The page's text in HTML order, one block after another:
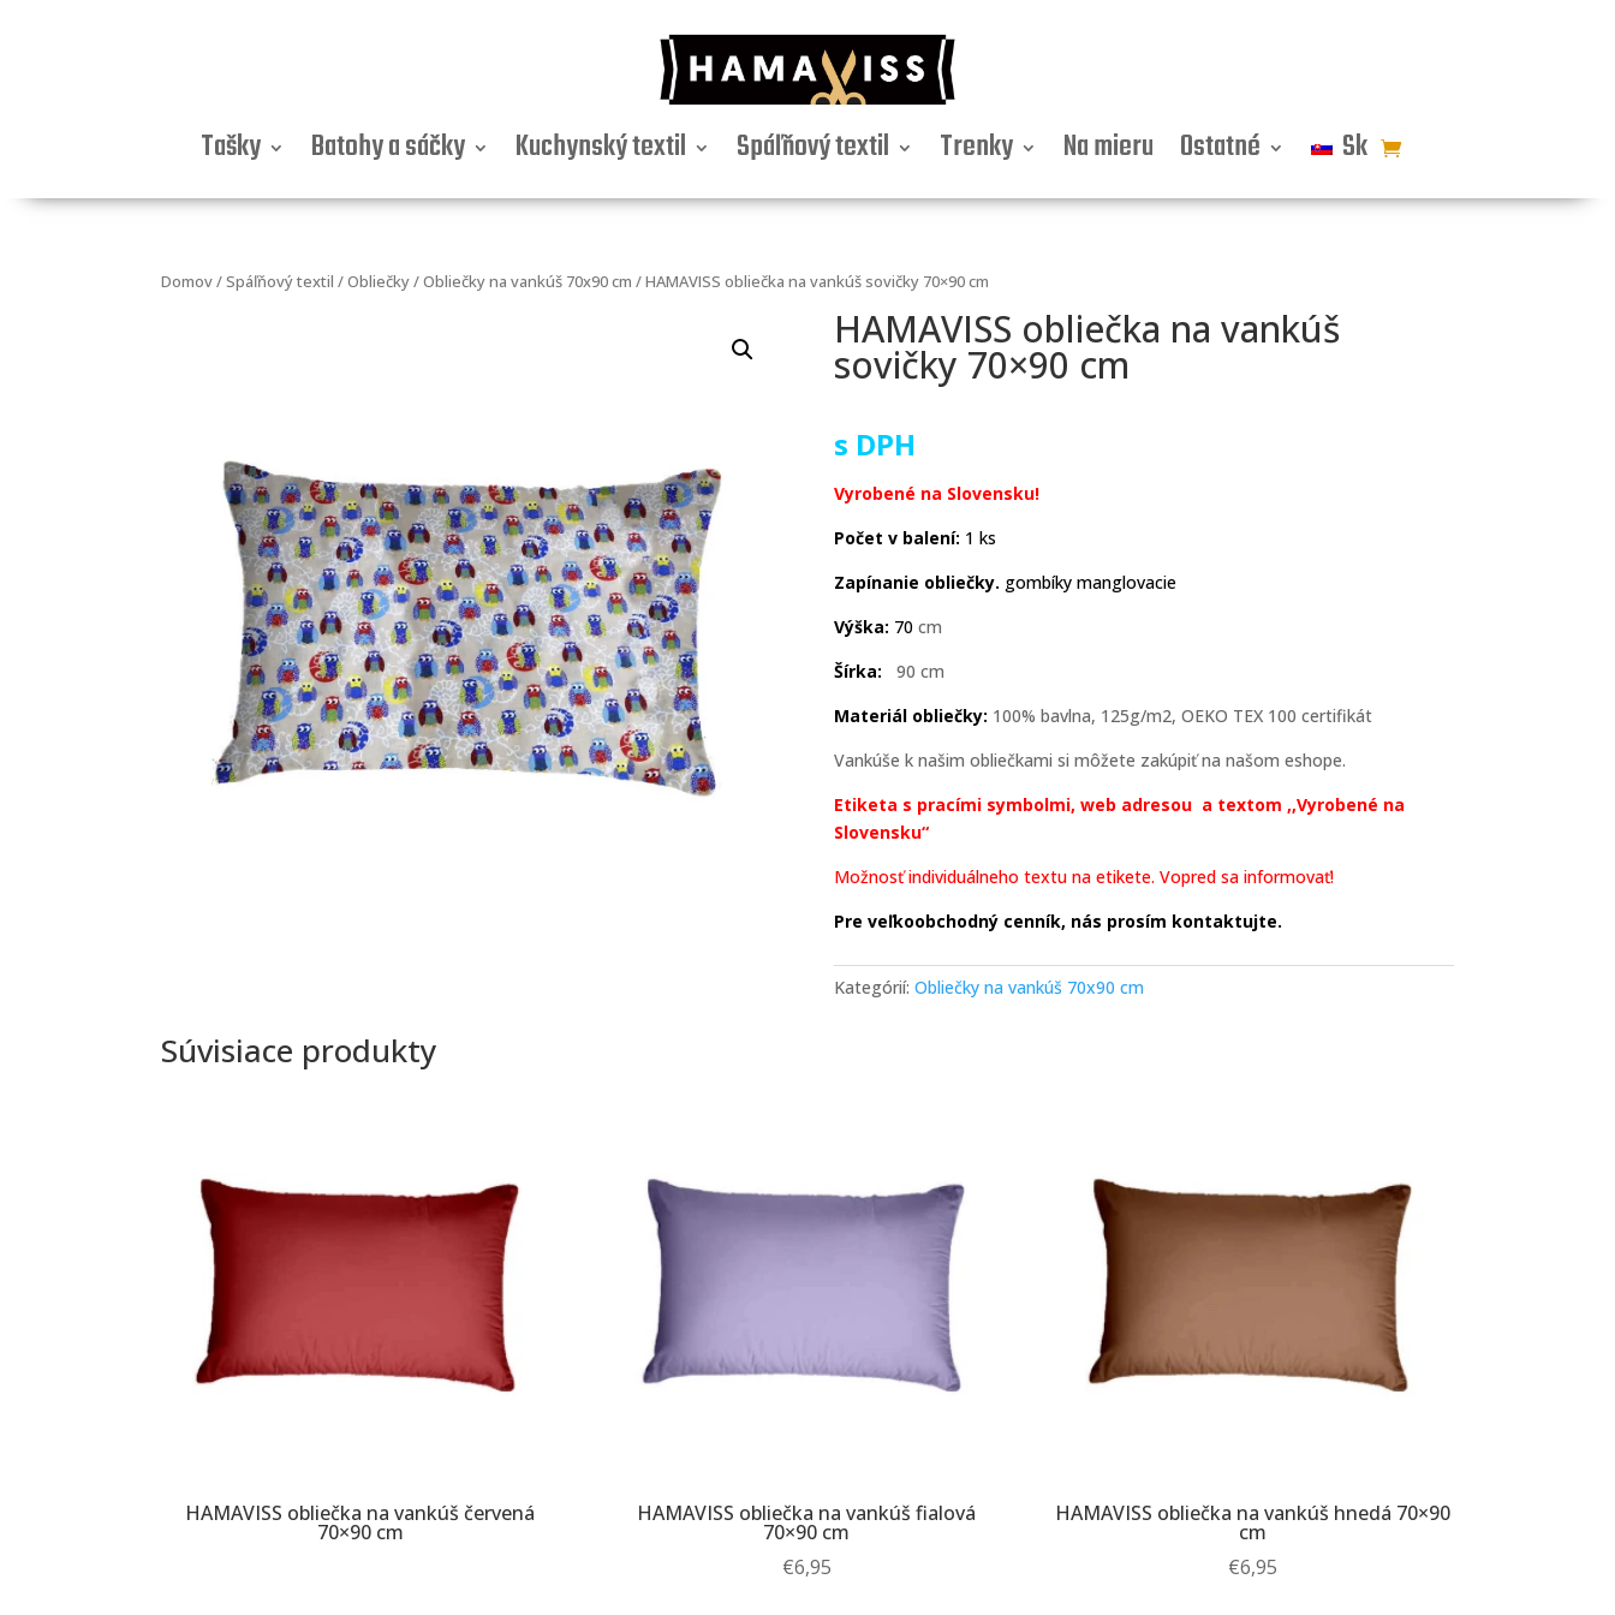
Tašky Batohy a sáčky Kuchynský textil Spáľňový textil Trenky Na mieru Ostatné Sk
Domov/Spáľňový textil /Obliečky/Obliečky na vankúš 70x90 cm / HAMAVISS obliečka na vankúš sovičky 70×90 cm
HAMAVISS obliečka na vankúš
sovičky 70×90 cm
s DPH
Vyrobené na Slovensku!
Počet v balení: 1 ks
Zapínanie obliečky. gombíky manglovacie
Výška: 70 cm
Šírka:
90 cm
Materiál obliečky: 100% bavlna, 125g/m2, OEKO TEX 100 certifikát
Vankúše k našim obliečkami si môžete zakúpiť na našom eshope.
Etiketa s pracími symbolmi, web adresou a textom ,,Vyrobené na
Slovensku“
Možnosť individuálneho textu na etikete. Vopred sa informovať!
Pre veľkoobchodný cenník, nás prosím kontaktujte.
Kategórií: Obliečky na vankúš 70x90 cm
Súvisiace produkty
HAMAVISS obliečka na vankúš červená
70×90 cm
HAMAVISS obliečka na vankúš fialová
70×90 cm
€6,95
HAMAVISS obliečka na vankúš hnedá 70×90
cm
€6,95